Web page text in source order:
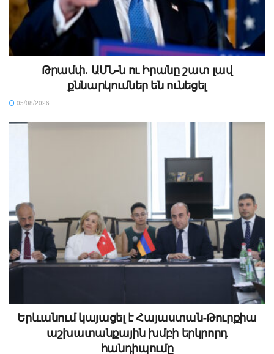
Թրամփ․ ԱՄՆ-ն ու Իրանը շատ լավ
քննարկումներ են ունեցել
05/08/2026
Երևանում կայացել է Հայաստան-Թուրքիա
աշխատանքային խմբի երկրորդ
հանդիպումը